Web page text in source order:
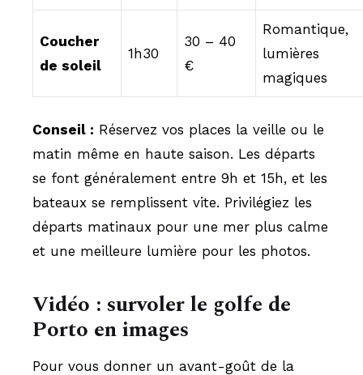
Coucher
de soleil
1h30
30 – 40
€
Romantique,
lumières
magiques
Conseil : Réservez vos places la veille ou le
matin même en haute saison. Les départs
se font généralement entre 9h et 15h, et les
bateaux se remplissent vite. Privilégiez les
départs matinaux pour une mer plus calme
et une meilleure lumière pour les photos.
Vidéo : survoler le golfe de
Porto en images
Pour vous donner un avant-goût de la